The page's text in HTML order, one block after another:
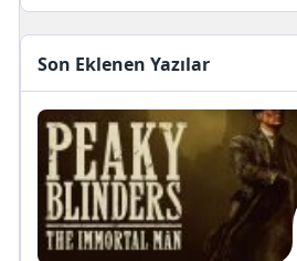
Son Eklenen Yazılar